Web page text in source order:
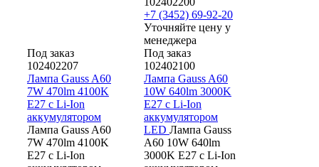
+7 (3452) 69-92-20
Уточняйте цену у
менеджера
Под заказ
102402207
Лампа Gauss A60
7W 470lm 4100K
E27 с Li-Ion
аккумулятором
Лампа Gauss A60
7W 470lm 4100K
E27 с Li-Ion
Под заказ
102402100
Лампа Gauss A60
10W 640lm 3000K
E27 с Li-Ion
аккумулятором
LED Лампа Gauss
A60 10W 640lm
3000K E27 с Li-Ion